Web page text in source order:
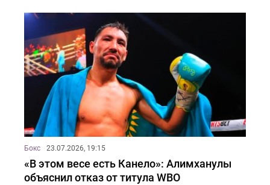
Бокс 23.07.2026, 19:15
«В этом весе есть Канело»: Алимханулы
объяснил отказ от титула WBO